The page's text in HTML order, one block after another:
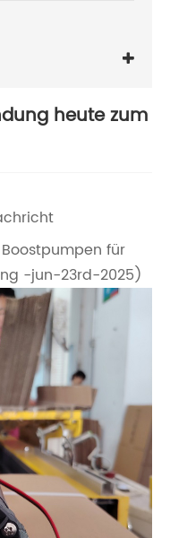
heute zum
für
-jun-23rd-2025)